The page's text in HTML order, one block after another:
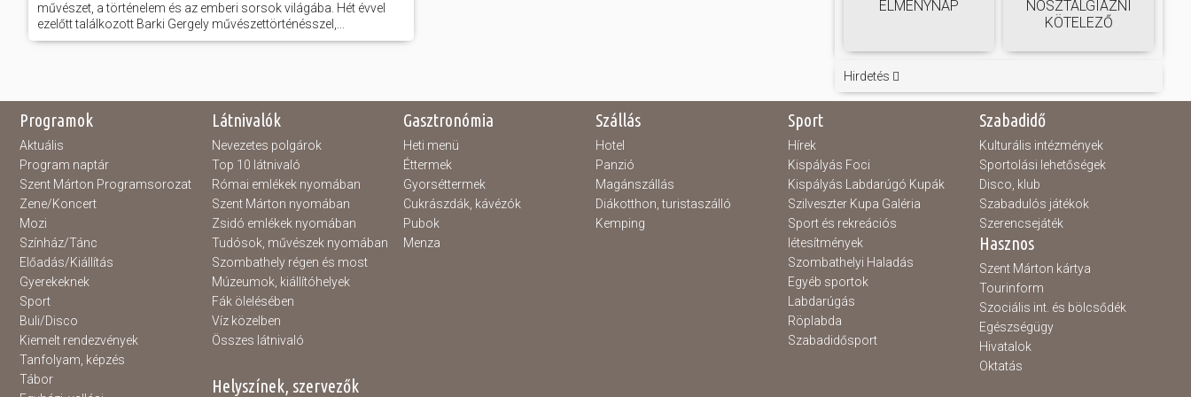
ÉLMÉNYNAP
NOSZTALGIÁZNI
KÖTELEZŐ
Hirdetés
művészet, a történelem és az emberi sorsok világába. Hét évvel
ezelőtt találkozott Barki Gergely művészettörténésszel,...
Programok
Aktuális
Program naptár
Szent Márton Programsorozat
Zene/Koncert
Mozi
Színház/Tánc
Előadás/Kiállítás
Gyerekeknek
Sport
Buli/Disco
Kiemelt rendezvények
Tanfolyam, képzés
Tábor
Látnivalók
Nevezetes polgárok
Top 10 látnivaló
Római emlékek nyomában
Szent Márton nyomában
Zsidó emlékek nyomában
Tudósok, művészek nyomában
Szombathely régen és most
Múzeumok, kiállítóhelyek
Fák ölelésében
Víz közelben
Összes látnivaló
Gasztronómia
Heti menü
Éttermek
Gyorséttermek
Cukrászdák, kávézók
Pubok
Menza
Szállás
Hotel
Panzió
Magánszállás
Diákotthon, turistaszálló
Kemping
Sport
Hírek
Kispályás Foci
Kispályás Labdarúgó Kupák
Szilveszter Kupa Galéria
Sport és rekreációs
létesítmények
Szombathelyi Haladás
Egyéb sportok
Labdarúgás
Röplabda
Szabadidősport
Szabadidő
Kulturális intézmények
Sportolási lehetőségek
Disco, klub
Szabadulós játékok
Szerencsejáték
Hasznos
Szent Márton kártya
Tourinform
Szociális int. és bölcsődék
Egészségügy
Hivatalok
Oktatás
Helyszínek, szervezők